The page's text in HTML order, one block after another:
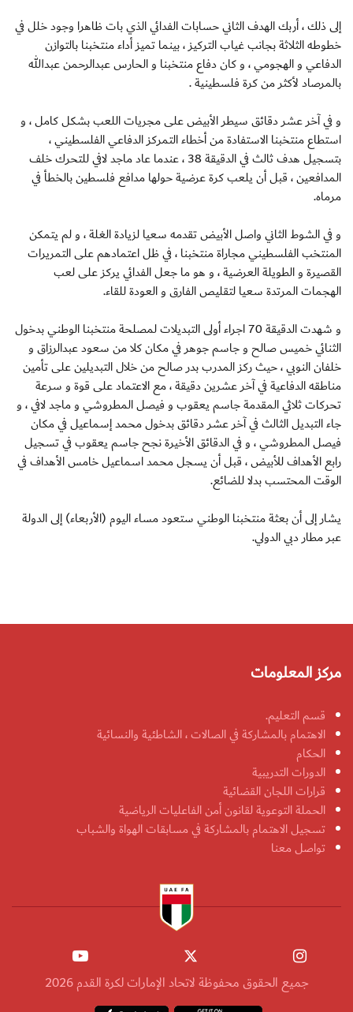
إلى ذلك ، أربك الهدف الثاني حسابات الفدائي الذي بات ظاهرا وجود خلل في
خطوطه الثلاثة بجانب غياب التركيز ، بينما تميز أداء منتخبنا بالتوازن
الدفاعي و الهجومي ، و كان دفاع منتخبنا و الحارس عبدالرحمن عبدالله
بالمرصاد لأكثر من كرة فلسطينية .
و في آخر عشر دقائق سيطر الأبيض على مجريات اللعب بشكل كامل ، و
استطاع منتخبنا الاستفادة من أخطاء التمركز الدفاعي الفلسطيني ،
بتسجيل هدف ثالث في الدقيقة 38 ، عندما عاد ماجد لافي للتحرك خلف
المدافعين ، قبل أن يلعب كرة عرضية حولها مدافع فلسطين بالخطأ في
مرماه.
و في الشوط الثاني واصل الأبيض تقدمه سعيا لزيادة الغلة ، و لم يتمكن
المنتخب الفلسطيني مجاراة منتخبنا ، في ظل اعتمادهم على التمريرات
القصيرة و الطويلة العرضية ، و هو ما جعل الفدائي يركز على لعب
الهجمات المرتدة سعيا لتقليص الفارق و العودة للقاء.
و شهدت الدقيقة 70 اجراء أولى التبديلات لمصلحة منتخبنا الوطني بدخول
الثنائي خميس صالح و جاسم جوهر في مكان كلا من سعود عبدالرزاق و
خلفان النوبي ، حيث ركز المدرب بدر صالح من خلال التبديلين على تأمين
مناطقه الدفاعية في آخر عشرين دقيقة ، مع الاعتماد على قوة و سرعة
تحركات ثلاثي المقدمة جاسم يعقوب و فيصل المطروشي و ماجد لافي ، و
جاء التبديل الثالث في آخر عشر دقائق بدخول محمد إسماعيل في مكان
فيصل المطروشي ، و في الدقائق الأخيرة نجح جاسم يعقوب في تسجيل
رابع الأهداف للأبيض ، قبل أن يسجل محمد اسماعيل خامس الأهداف في
الوقت المحتسب بدلا للضائع.
يشار إلى أن بعثة منتخبنا الوطني ستعود مساء اليوم (الأربعاء) إلى الدولة
عبر مطار دبي الدولي.
مركز المعلومات
قسم التعليم.
الاهتمام بالمشاركة في الصالات ، الشاطئية والنسائية
الحكام
الدورات التدريبية
قرارات اللجان القضائية
الحملة التوعوية لقانون أمن الفاعليات الرياضية
تسجيل الاهتمام بالمشاركة في مسابقات الهواة والشباب
تواصل معنا
جميع الحقوق محفوظة لاتحاد الإمارات لكرة القدم 2026